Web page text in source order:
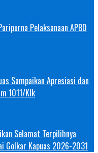
Pelaksanaan APBD
Sampaikan Apresiasi dan
1011/Klk
Selamat Terpilihnya
Golkar Kapuas 2026-2031